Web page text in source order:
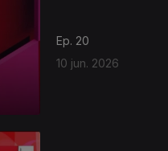
Ep. 20
10 jun. 2026